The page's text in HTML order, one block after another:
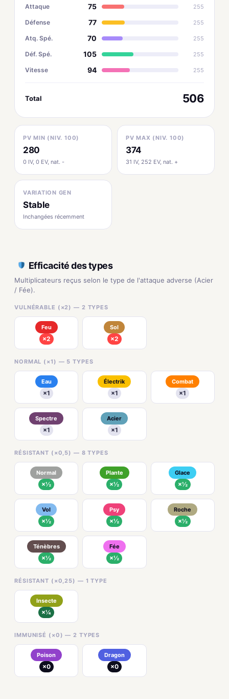
Attaque 75 255
Défense 77 255
Atq. Spé. 70 255
Déf. Spé. 105 255
Vitesse 94 255
Total 506
PV MIN (NIV. 100)
280
0 IV, 0 EV, nat. -
PV MAX (NIV. 100)
374
31 IV, 252 EV, nat. +
VARIATION GEN
Stable
Inchangées récemment
Efficacité des types
Multiplicateurs reçus selon le type de l'attaque adverse (Acier
/ Fée).
VULNÉRABLE (×2) — 2 TYPES
Feu
×2
Sol
×2
NORMAL (×1) — 5 TYPES
Eau
×1
Électrik
×1
Combat
×1
Spectre
×1
Acier
×1
RÉSISTANT (×0,5) — 8 TYPES
Normal
×½
Plante
×½
Glace
×½
Vol
×½
Psy
×½
Roche
×½
Ténèbres
×½
Fée
×½
RÉSISTANT (×0,25) — 1 TYPE
Insecte
×¼
IMMUNISÉ (×0) — 2 TYPES
Poison
×0
Dragon
×0